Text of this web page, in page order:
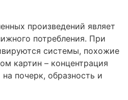
произведений являет
потребления. При
системы, похожие
картин – концентрация
почерк, образность и